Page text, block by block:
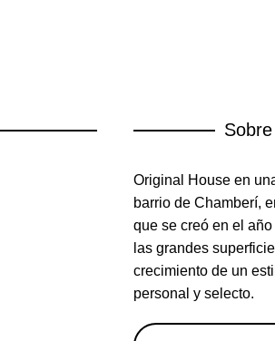
Original House en
barrio de Chamberí,
que se creó en el
las grandes
crecimiento de un
personal y selecto.